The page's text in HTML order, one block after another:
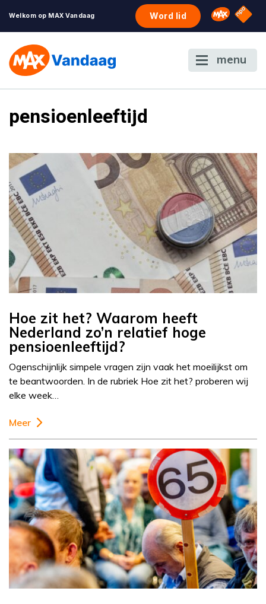
Welkom op MAX Vandaag Word lid Omroep
NPO
menu
pensioenleeftijd
Hoe zit het? Waarom heeft
Nederland zo’n relatief hoge
pensioenleeftijd?
Ogenschijnlijk simpele vragen zijn vaak het moeilijkst om
te beantwoorden. In de rubriek Hoe zit het? proberen wij
elke week…
Meer